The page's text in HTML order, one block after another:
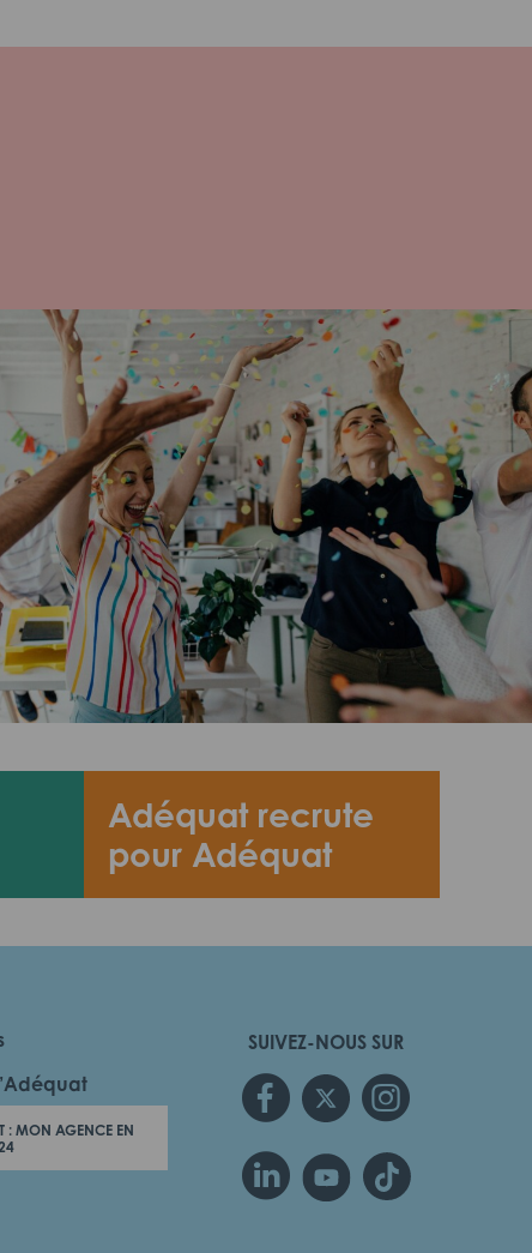
Adéquat recrute
pour Adéquat
SUIVEZ-NOUS SUR
: MON AGENCE EN